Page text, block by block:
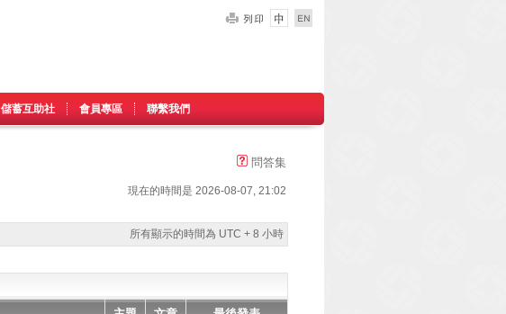
儲蓄互助社 會員專區 聯繫我們
問答集
現在的時間是 2026-08-07, 21:02
所有顯示的時間為 UTC + 8 小時